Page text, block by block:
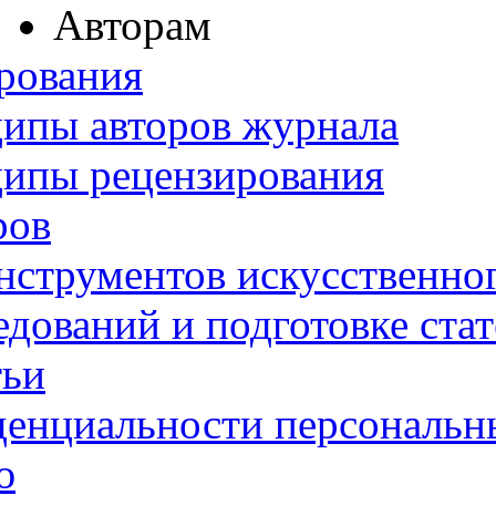
Авторам
авторов журнала
рецензирования
и подготовке